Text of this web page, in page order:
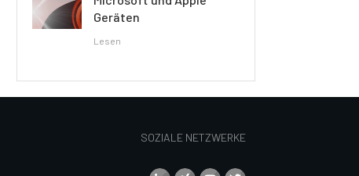
Geräten
Lesen
SOZIALE NETZWERKE